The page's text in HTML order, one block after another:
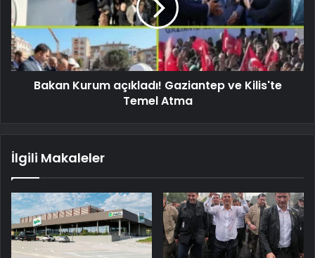
Bakan Kurum açıkladı! Gaziantep ve Kilis'te
Temel Atma
İlgili Makaleler